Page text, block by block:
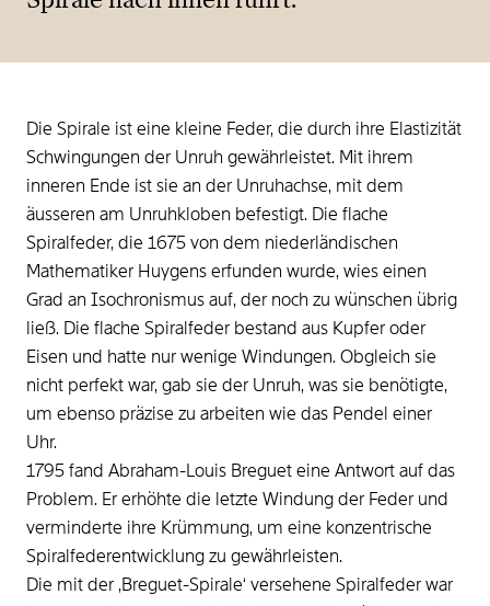
Die Spirale ist eine kleine Feder, die durch ihre Elastizität
Schwingungen der Unruh gewährleistet. Mit ihrem
inneren Ende ist sie an der Unruhachse, mit dem
äusseren am Unruhkloben befestigt. Die flache
Spiralfeder, die 1675 von dem niederländischen
Mathematiker Huygens erfunden wurde, wies einen
Grad an Isochronismus auf, der noch zu wünschen übrig
ließ. Die flache Spiralfeder bestand aus Kupfer oder
Eisen und hatte nur wenige Windungen. Obgleich sie
nicht perfekt war, gab sie der Unruh, was sie benötigte,
um ebenso präzise zu arbeiten wie das Pendel einer
Uhr.
1795 fand Abraham-Louis Breguet eine Antwort auf das
Problem. Er erhöhte die letzte Windung der Feder und
verminderte ihre Krümmung, um eine konzentrische
Spiralfederentwicklung zu gewährleisten.
Die mit der ‚Breguet-Spirale‘ versehene Spiralfeder war